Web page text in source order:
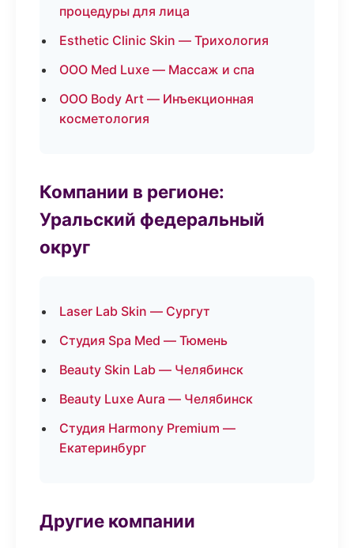
процедуры для лица
Esthetic Clinic Skin — Трихология
ООО Med Luxe — Массаж и спа
ООО Body Art — Инъекционная
косметология
Компании в регионе:
Уральский федеральный
округ
Laser Lab Skin — Сургут
Студия Spa Med — Тюмень
Beauty Skin Lab — Челябинск
Beauty Luxe Aura — Челябинск
Студия Harmony Premium —
Екатеринбург
Другие компании